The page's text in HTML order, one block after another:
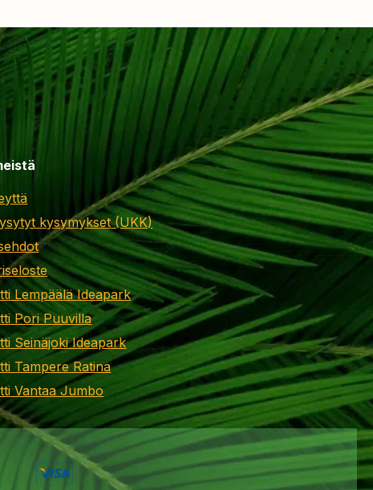
kysymykset (UKK)
Lempäälä Ideapark
Pori Puuvilla
Seinäjoki Ideapark
Tampere Ratina
Vantaa Jumbo